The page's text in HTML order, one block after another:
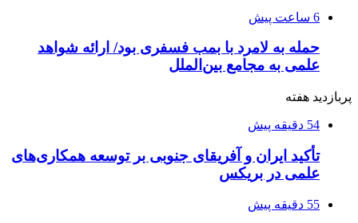
6 ساعت پیش
حمله به لامرد با بمب فسفری بود/ ارائه شواهد
علمی به مجامع بین‌الملل
پربازدید هفته
54 دقیقه پیش
تأکید ایران و آفریقای جنوبی بر توسعه همکاری‌های
علمی در بریکس
55 دقیقه پیش